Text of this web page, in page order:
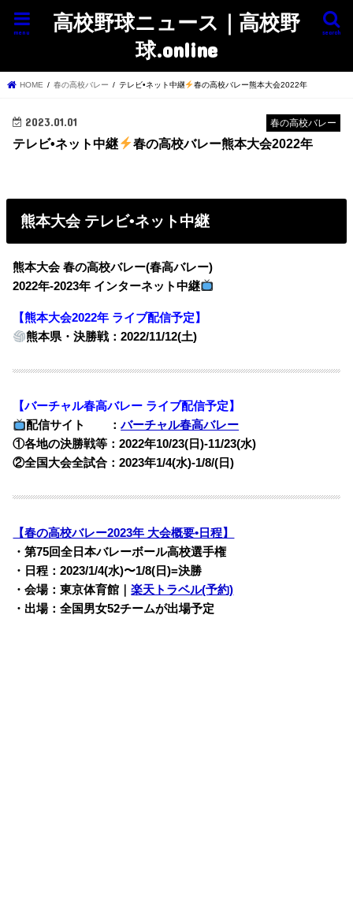
高校野球ニュース｜高校野
球.online
search
menu
HOME 春の高校バレー テレビ•ネット中継 春の高校バレー熊本大会2022年
春の高校バレー
2023.01.01
テレビ•ネット中継 春の高校バレー熊本大会2022年
熊本大会 テレビ•ネット中継
熊本大会 春の高校バレー(春高バレー)
2022年-2023年 インターネット中継
【熊本大会2022年 ライブ配信予定】
熊本県・決勝戦：2022/11/12(土)
【バーチャル春高バレー ライブ配信予定】
配信サイト ：バーチャル春高バレー
①各地の決勝戦等：2022年10/23(日)-11/23(水)
②全国大会全試合：2023年1/4(水)-1/8/(日)
【春の高校バレー2023年 大会概要•日程】
・第75回全日本バレーボール高校選手権
・日程：2023/1/4(水)〜1/8(日)=決勝
・会場：東京体育館｜楽天トラベル(予約)
・出場：全国男女52チームが出場予定